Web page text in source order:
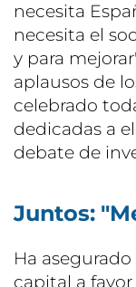
necesita
necesita el
y para
aplausos de
celebrado
dedicadas a
debate de
Juntos:
Ha
capital a